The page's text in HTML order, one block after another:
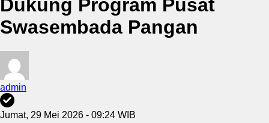
Dukung Program Pusat
Swasembada Pangan
admin
Jumat, 29 Mei 2026 - 09:24 WIB